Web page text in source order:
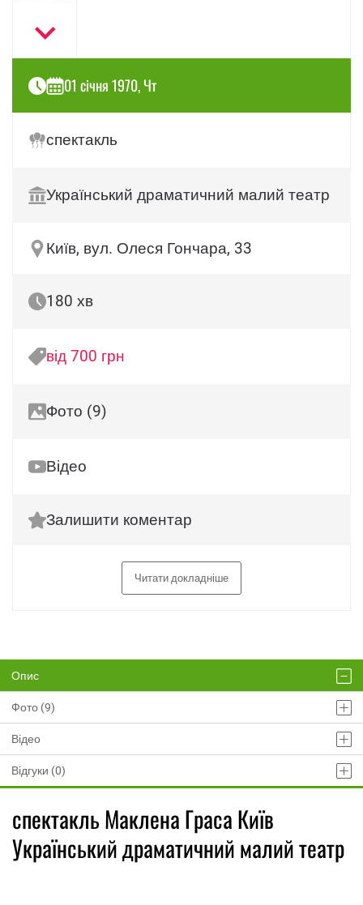
01 січня 1970, Чт
спектакль
Український драматичний малий театр
Київ, вул. Олеся Гончара, 33
180 хв
від 700 грн
Фото (9)
Відео
Залишити коментар
Читати докладніше
Опис
Фото (9)
Відео
Відгуки (0)
спектакль Маклена Граса Київ
Український драматичний малий театр